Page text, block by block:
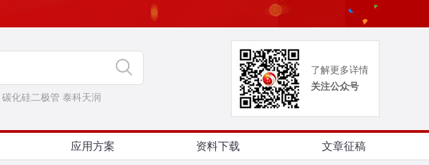
碳化硅二极管 泰科天润
了解更多详情
关注公众号
应用方案 资料下载 文章征稿